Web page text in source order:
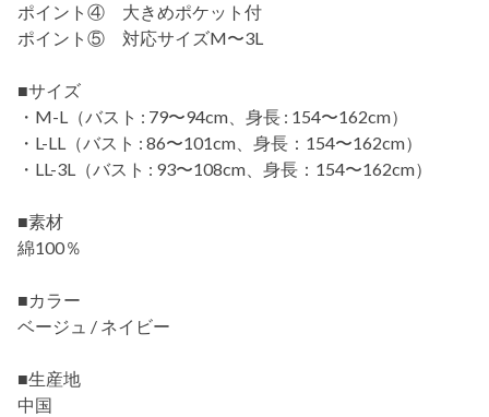
ポイント④ 大きめポケット付
ポイント⑤ 対応サイズM〜3L
■サイズ
・M-L（バスト : 79〜94cm、身長 : 154〜162cm）
・L-LL（バスト : 86〜101cm、身長：154〜162cm）
・LL-3L（バスト : 93〜108cm、身長：154〜162cm）
■素材
綿100％
■カラー
ベージュ / ネイビー
■生産地
中国